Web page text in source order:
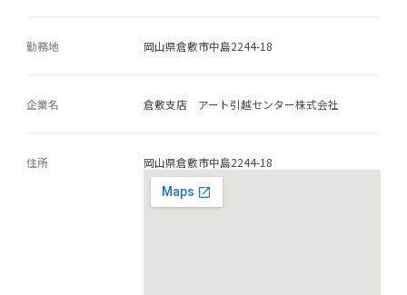
勤務地 岡山県倉敷市中島2244-18
企業名 倉敷支店 アート引越センター株式会社
住所 岡山県倉敷市中島2244-18